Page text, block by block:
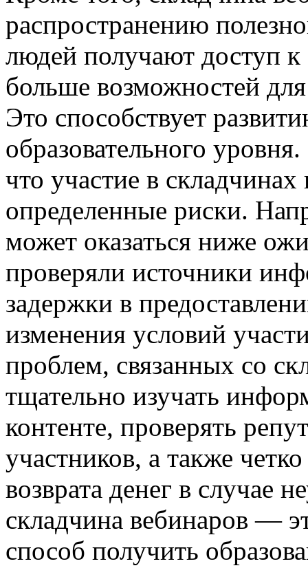
распространению
людей получают доступ
больше возможностей
Это способствует
образовательного
что участие в
определенные риски.
может оказаться ниже
проверяли источники
задержки в
изменения условий
проблем, связанных со
тщательно изучать
контенте, проверять
участников, а также
возврата денег в случае
складчина вебинаров —
способ получить